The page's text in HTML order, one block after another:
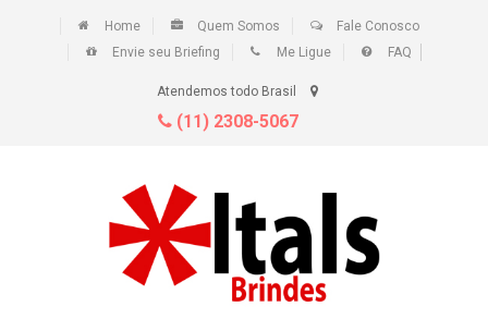
Home Quem Somos
Fale Conosco
Envie seu Briefing
Me Ligue FAQ
Atendemos todo Brasil
(11) 2308-5067